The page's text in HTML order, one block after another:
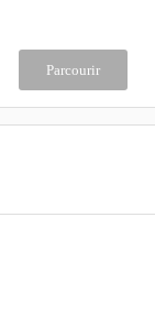
Parcourir